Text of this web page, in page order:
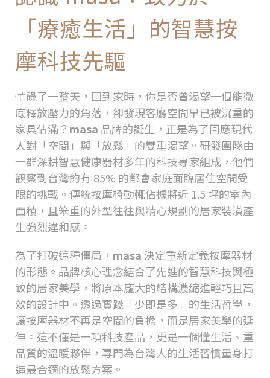
「療癒生活」的智慧按
摩科技先驅
忙碌了一整天，回到家時，你是否曾渴望一個能徹
底釋放壓力的角落，卻發現客廳空間早已被沉重的
家具佔滿？masa 品牌的誕生，正是為了回應現代
人對「空間」與「放鬆」的雙重渴望。研發團隊由
一群深耕智慧健康器材多年的科技專家組成，他們
觀察到台灣約有 85% 的都會家庭面臨居住空間受
限的挑戰。傳統按摩椅動輒佔據將近 1.5 坪的室內
面積，且笨重的外型往往與精心規劃的居家裝潢產
生強烈違和感。
為了打破這種僵局， masa決定重新定義按摩器材
的形態。品牌核心理念結合了先進的智慧科技與極
致的居家美學，將原本龐大的結構濃縮進輕巧且高
效的設計中。透過實踐「少即是多」的生活哲學，
讓按摩器材不再是空間的負擔，而是居家美學的延
伸。這不僅是一項科技產品，更是一個懂生活、重
品質的溫暖夥伴，專門為台灣人的生活習慣量身打
造最合適的放鬆方案。